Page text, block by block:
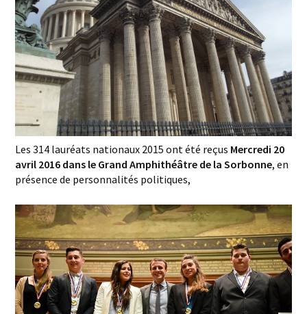
Les 314 lauréats nationaux 2015 ont été reçus Mercredi 20
avril 2016 dans le Grand Amphithéâtre de la Sorbonne, en
présence de personnalités politiques,